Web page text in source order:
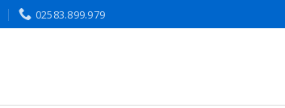
02583.899.979